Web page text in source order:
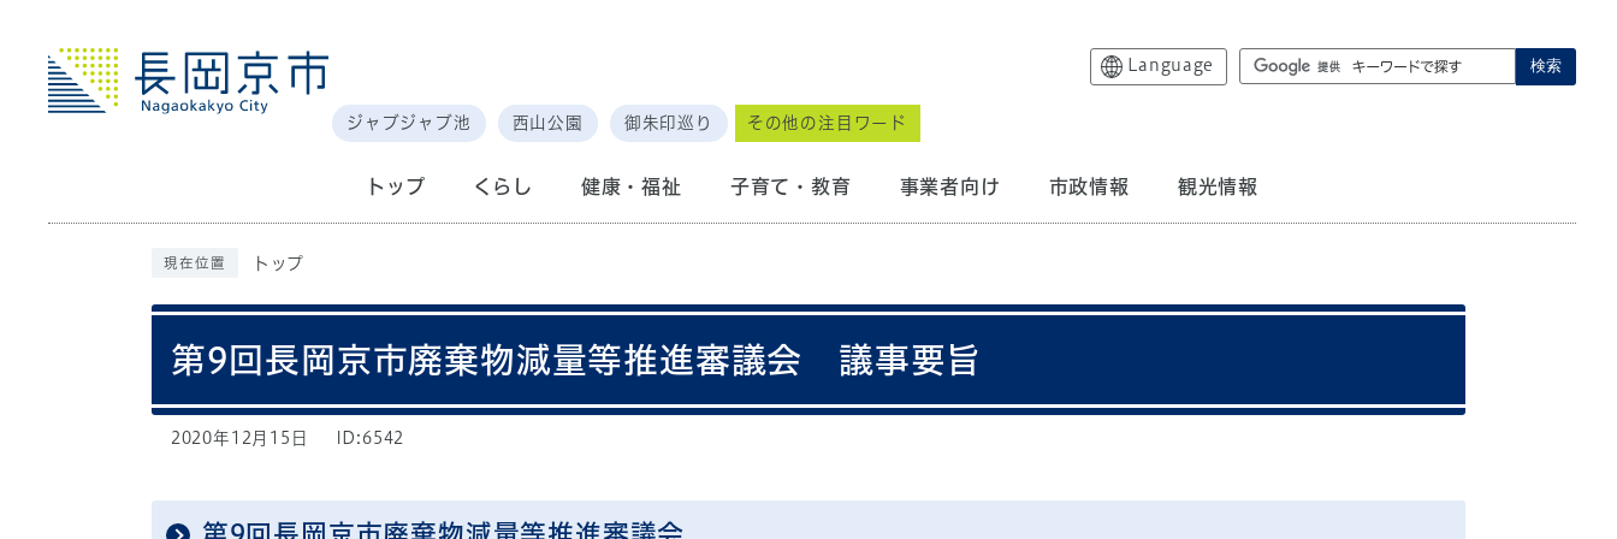
Language 検索
ジャブジャブ池 西山公園 御朱印巡り その他の注目ワード
トップ くらし 健康・福祉 子育て・教育 事業者向け 市政情報 観光情報
現在位置 トップ
第9回長岡京市廃棄物減量等推進審議会 議事要旨
2020年12月15日 ID:6542